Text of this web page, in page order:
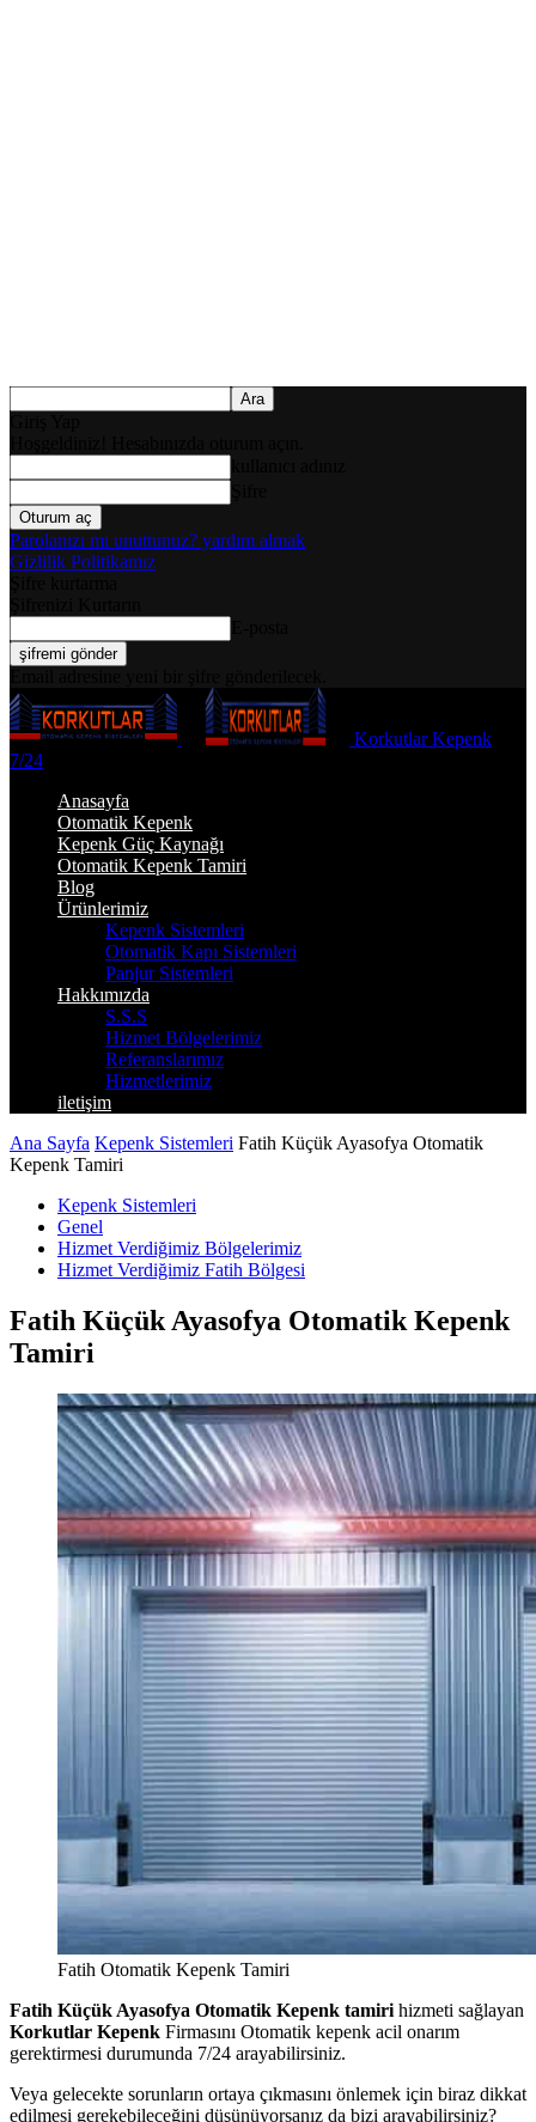
Parolanızı mı unuttunuz? yardım almak
Gizlilik Politikamız
Korkutlar Kepenk
7/24
Anasayfa
Otomatik Kepenk
Kepenk Güç Kaynağı
Otomatik Kepenk Tamiri
Blog
Ürünlerimiz
Kepenk Sistemleri
Otomatik Kapı Sistemleri
Panjur Sistemleri
Hakkımızda
S.S.S
Hizmet Bölgelerimiz
Referanslarımız
Hizmetlerimiz
iletişim
Ana Sayfa Kepenk Sistemleri Fatih Küçük Ayasofya Otomatik
Kepenk Tamiri
Kepenk Sistemleri
Genel
Hizmet Verdiğimiz Bölgelerimiz
Hizmet Verdiğimiz Fatih Bölgesi
Fatih Küçük Ayasofya Otomatik Kepenk
Tamiri
Fatih Otomatik Kepenk Tamiri
Fatih Küçük Ayasofya Otomatik Kepenk tamiri hizmeti sağlayan
Korkutlar Kepenk Firmasını Otomatik kepenk acil onarım
gerektirmesi durumunda 7/24 arayabilirsiniz.
Veya gelecekte sorunların ortaya çıkmasını önlemek için biraz dikkat
edilmesi gerekebileceğini düşünüyorsanız da bizi arayabilirsiniz?